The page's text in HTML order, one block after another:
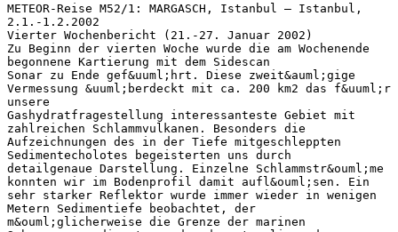
METEOR-Reise M52/1: MARGASCH, Istanbul – Istanbul,
2.1.-1.2.2002
Vierter Wochenbericht (21.-27. Januar 2002)
Zu Beginn der vierten Woche wurde die am Wochenende
begonnene Kartierung mit dem Sidescan
Sonar zu Ende gef&uuml;hrt. Diese zweit&auml;gige
Vermessung &uuml;berdeckt mit ca. 200 km2 das f&uuml;r
unsere
Gashydratfragestellung interessanteste Gebiet mit
zahlreichen Schlammvulkanen. Besonders die
Aufzeichnungen des in der Tiefe mitgeschleppten
Sedimentecholotes begeisterten uns durch
detailgenaue Darstellung. Einzelne Schlammstr&ouml;me
konnten wir im Bodenprofil damit aufl&ouml;sen. Ein
sehr starker Reflektor wurde immer wieder in wenigen
Metern Sedimentiefe beobachtet, der
m&ouml;glicherweise die Grenze der marinen